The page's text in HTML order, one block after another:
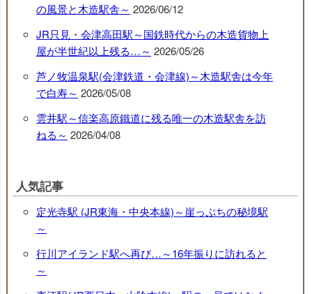
の風景と木造駅舎～ 2026/06/12
JR只見・会津高田駅～国鉄時代からの木造貨物上
屋が半世紀以上残る…～ 2026/05/26
芦ノ牧温泉駅(会津鉄道・会津線)～木造駅舎は今年
で白寿～ 2026/05/08
雲井駅～信楽高原鐵道に残る唯一の木造駅舎を訪
ねる～ 2026/04/08
人気記事
定光寺駅 (JR東海・中央本線)～崖っぷちの秘境駅
～
行川アイランド駅へ再び…～16年振りに訪れると
～